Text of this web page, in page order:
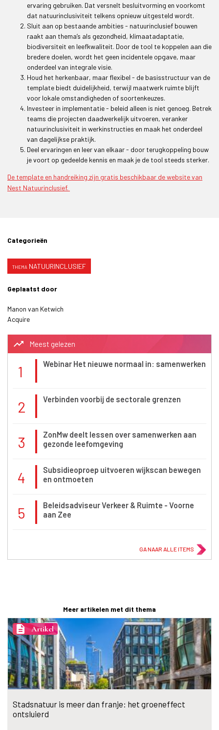
ervaring gebruiken. Dat versnelt besluitvorming en voorkomt
dat natuurinclusiviteit telkens opnieuw uitgesteld wordt.
Sluit aan op bestaande ambities - natuurinclusief bouwen
raakt aan thema’s als gezondheid, klimaatadaptatie,
biodiversiteit en leefkwaliteit. Door de tool te koppelen aan die
bredere doelen, wordt het geen incidentele opgave, maar
onderdeel van integrale visie.
Houd het herkenbaar, maar flexibel - de basisstructuur van de
template biedt duidelijkheid, terwijl maatwerk ruimte blijft
voor lokale omstandigheden of soortenkeuzes.
Investeer in implementatie - beleid alleen is niet genoeg. Betrek
teams die projecten daadwerkelijk uitvoeren, veranker
natuurinclusiviteit in werkinstructies en maak het onderdeel
van dagelijkse praktijk.
Deel ervaringen en leer van elkaar - door terugkoppeling bouw
je voort op gedeelde kennis en maak je de tool steeds sterker.
De template en handreiking zijn gratis beschikbaar de website van
Nest Natuurinclusief.
Categorieën
NATUURINCLUSIEF
Geplaatst door
Manon van Ketwich
Acquire
trending_up Meest gelezen
1 Webinar Het nieuwe normaal in: samenwerken
2 Verbinden voorbij de sectorale grenzen
3
ZonMw deelt lessen over samenwerken aan
gezonde leefomgeving
4
Subsidieoproep uitvoeren wijkscan bewegen
en ontmoeten
5
Beleidsadviseur Verkeer & Ruimte - Voorne
aan Zee
GA NAAR ALLE ITEMS
Meer artikelen met dit thema
description Artikel
Stadsnatuur is meer dan franje: het groeneffect
ontsluierd